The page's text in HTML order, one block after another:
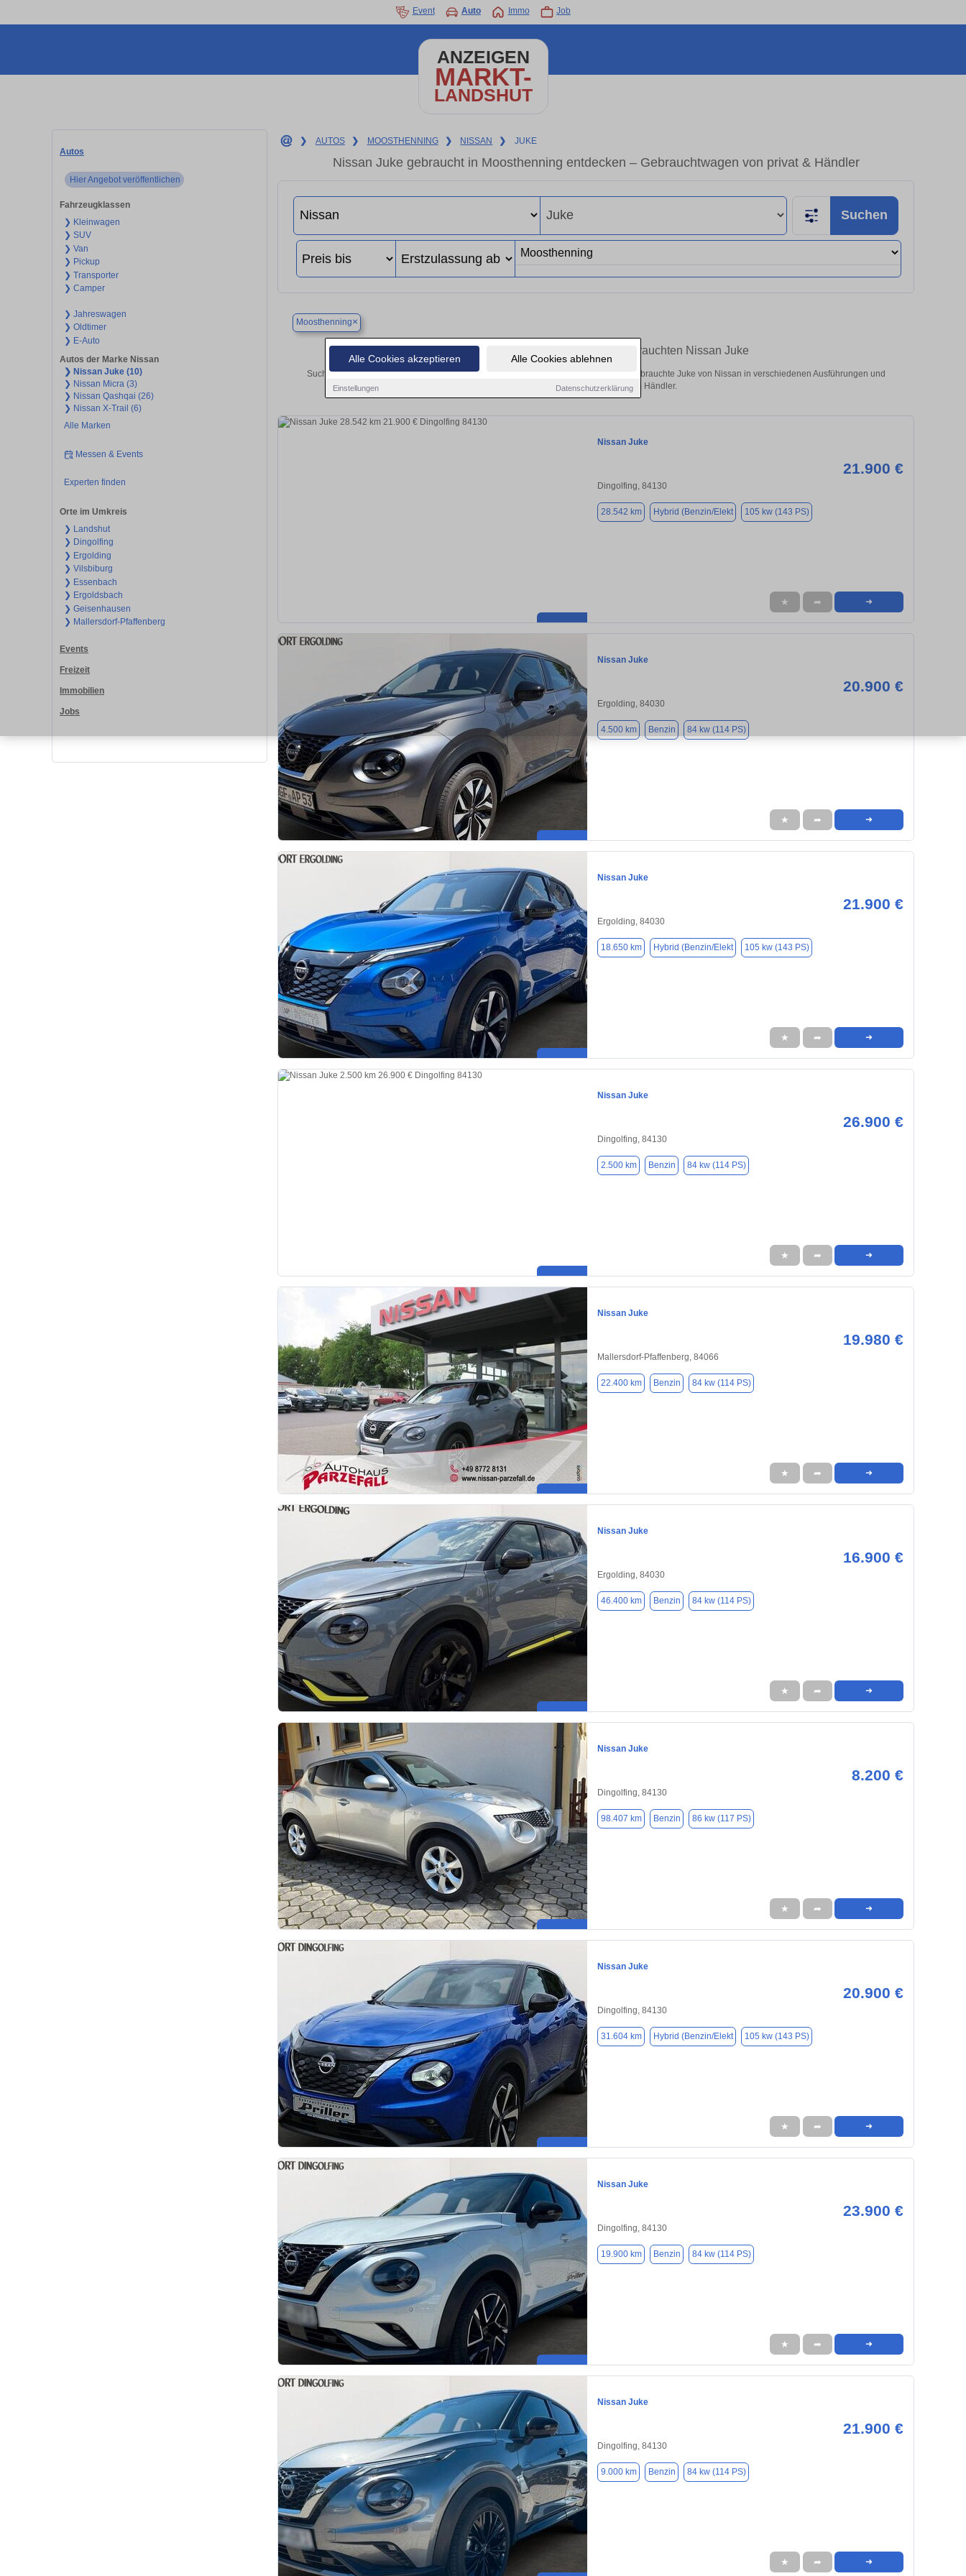
Alle Cookies akzeptieren Alle Cookies ablehnen
Einstellungen Datenschutzerklärung
Event Auto Immo Job
ANZEIGEN
MARKT-
LANDSHUT
Autos
Hier Angebot veröffentlichen
Fahrzeugklassen
❯ Kleinwagen
❯ SUV
❯ Van
❯ Pickup
❯ Transporter
❯ Camper
❯ Jahreswagen
❯ Oldtimer
❯ E-Auto
Autos der Marke Nissan
❯ Nissan Juke (10)
❯ Nissan Micra (3)
❯ Nissan Qashqai (26)
❯ Nissan X-Trail (6)
Alle Marken
Messen & Events
Experten finden
Orte im Umkreis
❯ Landshut
❯ Dingolfing
❯ Ergolding
❯ Vilsbiburg
❯ Essenbach
❯ Ergoldsbach
❯ Geisenhausen
❯ Mallersdorf-Pfaffenberg
Events
Freizeit
Immobilien
Jobs
❯ AUTOS ❯ MOOSTHENNING ❯ NISSAN ❯ JUKE
Nissan Juke gebraucht in Moosthenning entdecken – Gebrauchtwagen von privat & Händler
Suchen
Moosthenning×
Finden Sie in Moosthenning Ihren gebrauchten Nissan Juke
Suchen Sie in Moosthenning einen Nissan Juke Gebrauchtwagen? Entdecken Sie gebrauchte Juke von Nissan in verschiedenen Ausführungen und
Preisklassen von privat und vom Händler.
Nissan Juke
21.900 €
Dingolfing, 84130
28.542 km Hybrid (Benzin/Elekt 105 kw (143 PS)
★ ➦ ➜
Nissan Juke
20.900 €
Ergolding, 84030
4.500 km Benzin 84 kw (114 PS)
★ ➦ ➜
Nissan Juke
21.900 €
Ergolding, 84030
18.650 km Hybrid (Benzin/Elekt 105 kw (143 PS)
★ ➦ ➜
Nissan Juke
26.900 €
Dingolfing, 84130
2.500 km Benzin 84 kw (114 PS)
★ ➦ ➜
Nissan Juke
19.980 €
Mallersdorf-Pfaffenberg, 84066
22.400 km Benzin 84 kw (114 PS)
★ ➦ ➜
Nissan Juke
16.900 €
Ergolding, 84030
46.400 km Benzin 84 kw (114 PS)
★ ➦ ➜
Nissan Juke
8.200 €
Dingolfing, 84130
98.407 km Benzin 86 kw (117 PS)
★ ➦ ➜
Nissan Juke
20.900 €
Dingolfing, 84130
31.604 km Hybrid (Benzin/Elekt 105 kw (143 PS)
★ ➦ ➜
Nissan Juke
23.900 €
Dingolfing, 84130
19.900 km Benzin 84 kw (114 PS)
★ ➦ ➜
Nissan Juke
21.900 €
Dingolfing, 84130
9.000 km Benzin 84 kw (114 PS)
★ ➦ ➜